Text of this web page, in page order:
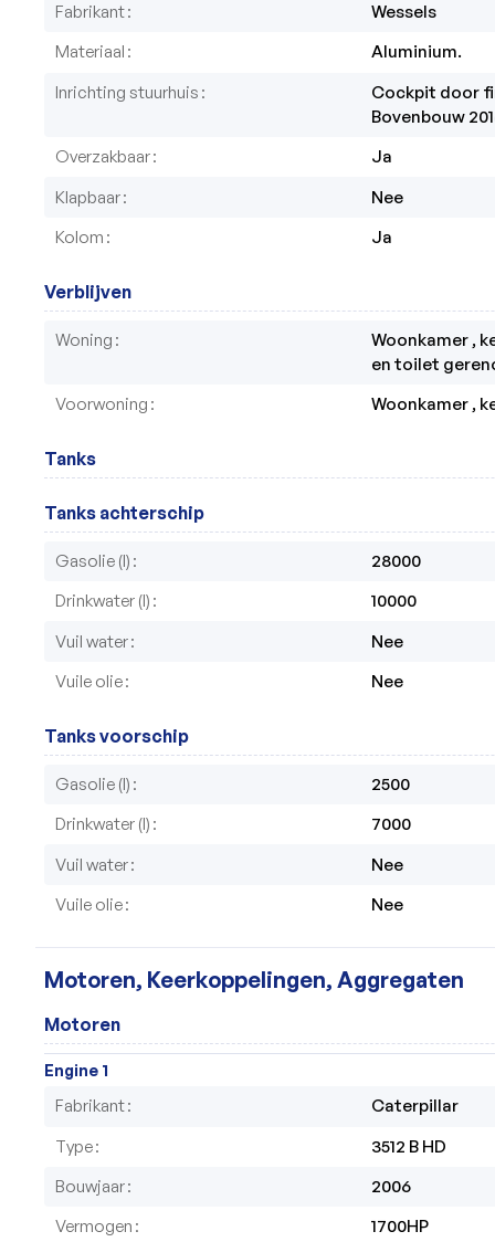
Fabrikant
Wessels
Materiaal
Aluminium.
Inrichting stuurhuis
Cockpit door
Bovenbouw
Overzakbaar
Ja
Klapbaar
Nee
Kolom
Ja
Verblijven
Woning
Woonkamer ,
en toilet
Voorwoning
Woonkamer ,
Tanks
Tanks achterschip
Gasolie (l)
28000
Drinkwater (l)
10000
Vuil water
Nee
Vuile olie
Nee
Tanks voorschip
Gasolie (l)
2500
Drinkwater (l)
7000
Vuil water
Nee
Vuile olie
Nee
Motoren, Keerkoppelingen, Aggregaten
Motoren
Engine 1
Fabrikant
Caterpillar
Type
3512 B HD
Bouwjaar
2006
Vermogen
1700HP